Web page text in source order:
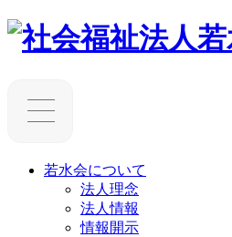
若水会について
法人理念
法人情報
情報開示